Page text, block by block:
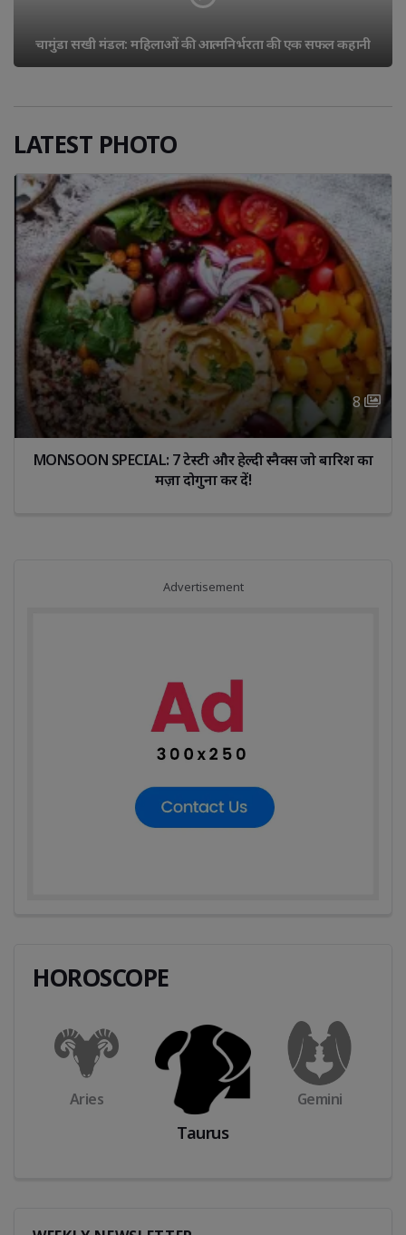
चामुंडा सखी मंडल: महिलाओं की आत्मनिर्भरता की एक सफल कहानी
LATEST PHOTO
8
MONSOON SPECIAL: 7 टेस्टी और हेल्दी स्नैक्स जो बारिश का
मज़ा दोगुना कर दें!
Advertisement
HOROSCOPE
Aries
Taurus
Gemini